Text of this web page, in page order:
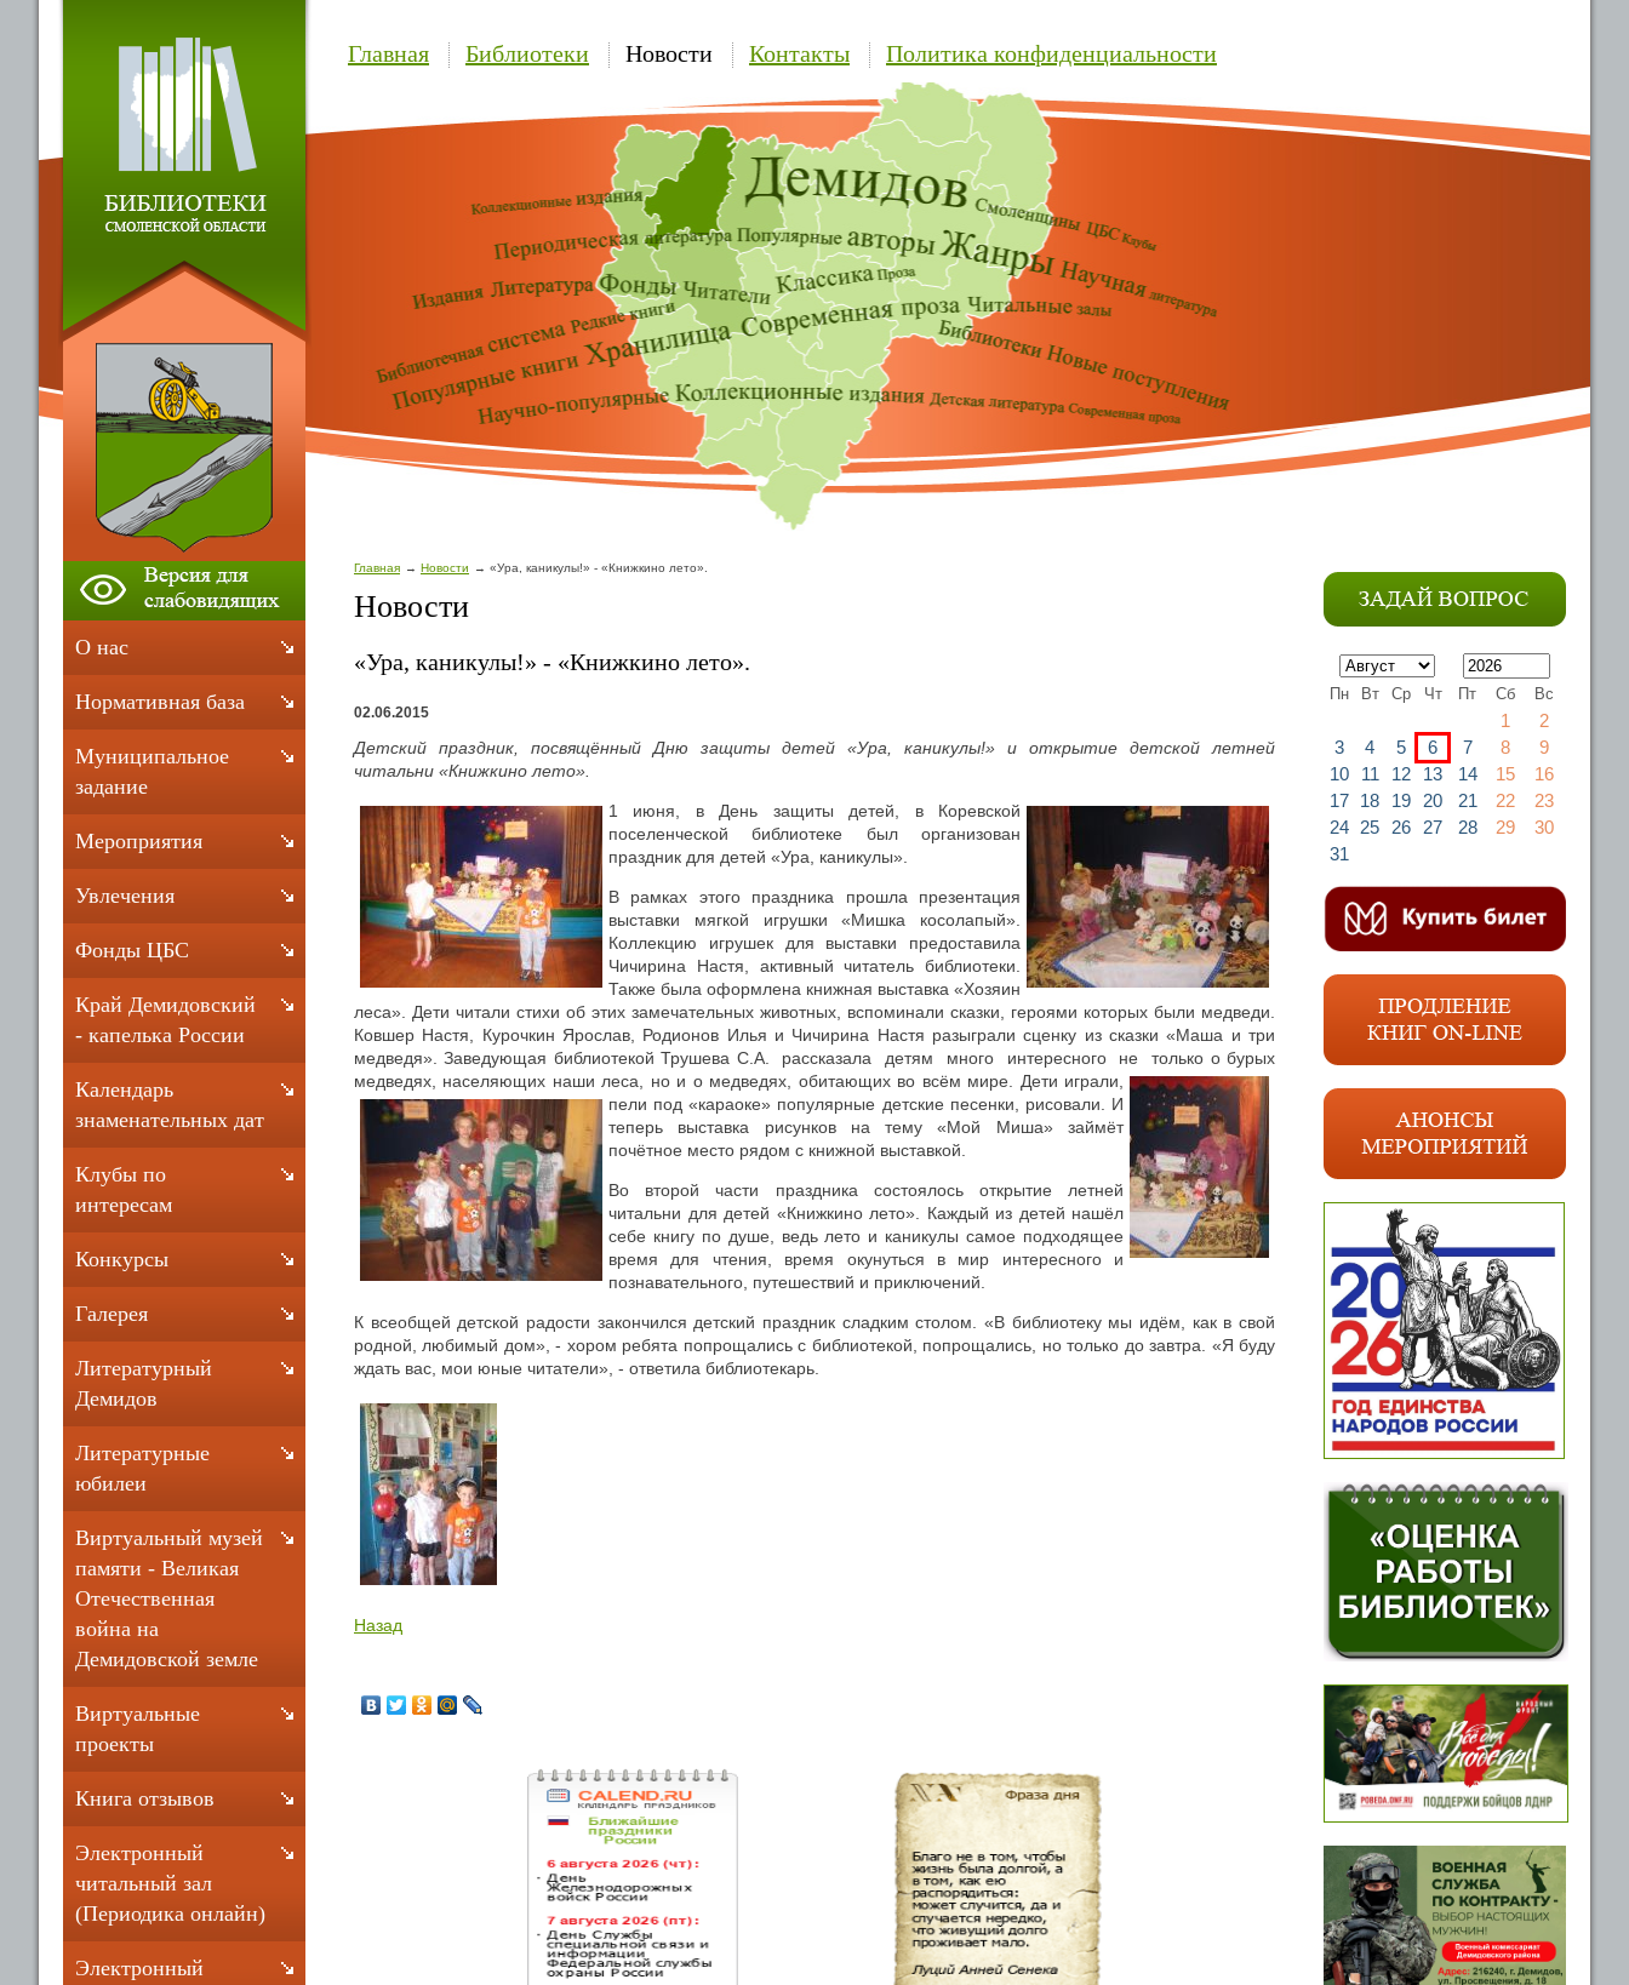
Главная Библиотеки Новости Контакты Политика конфиденциальности
Главная Новости «Ура, каникулы!» - «Книжкино лето».
Новости
«Ура, каникулы!» - «Книжкино лето».
02.06.2015
Детский праздник, посвящённый Дню защиты детей «Ура, каникулы!» и открытие детской летней
читальни «Книжкино лето».
1 июня, в День защиты детей, в Коревской
поселенческой библиотеке был организован
праздник для детей «Ура, каникулы».
В рамках этого праздника прошла презентация
выставки мягкой игрушки «Мишка косолапый».
Коллекцию игрушек для выставки предоставила
Чичирина Настя, активный читатель библиотеки.
Также была оформлена книжная выставка «Хозяин
леса». Дети читали стихи об этих замечательных животных, вспоминали сказки, героями которых были медведи.
Ковшер Настя, Курочкин Ярослав, Родионов Илья и Чичирина Настя разыграли сценку из сказки «Маша и три
медведя». Заведующая библиотекой Трушева С.А. рассказала детям много интересного не только о бурых
медведях, населяющих наши леса, но и о медведях, обитающих во всём мире. Дети играли,
пели под «караоке» популярные детские песенки, рисовали. И
теперь выставка рисунков на тему «Мой Миша» займёт
почётное место рядом с книжной выставкой.
Во второй части праздника состоялось открытие летней
читальни для детей «Книжкино лето». Каждый из детей нашёл
себе книгу по душе, ведь лето и каникулы самое подходящее
время для чтения, время окунуться в мир интересного и
познавательного, путешествий и приключений.
К всеобщей детской радости закончился детский праздник сладким столом. «В библиотеку мы идём, как в свой
родной, любимый дом», - хором ребята попрощались с библиотекой, попрощались, но только до завтра. «Я буду
ждать вас, мои юные читатели», - ответила библиотекарь.
Назад
О нас
Нормативная база
Муниципальное
задание
Мероприятия
Увлечения
Фонды ЦБС
Край Демидовский
- капелька России
Календарь
знаменательных дат
Клубы по
интересам
Конкурсы
Галерея
Литературный
Демидов
Литературные
юбилеи
Виртуальный музей
памяти - Великая
Отечественная
война на
Демидовской земле
Виртуальные
проекты
Книга отзывов
Электронный
читальный зал
(Периодика онлайн)
Электронный
Пн Вт Ср Чт Пт Сб Вс
1
2
3
4 5 6 7 8
9
10
11 12 13 14 15
16
17 18 19 20 21 22
23
24 25 26 27 28 29
30
31